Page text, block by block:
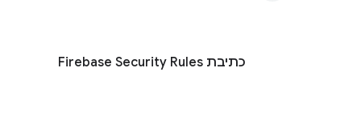
כתיבת Firebase Security Rules